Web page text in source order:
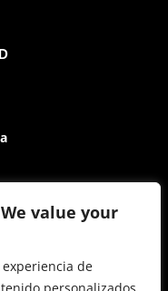
value your
de